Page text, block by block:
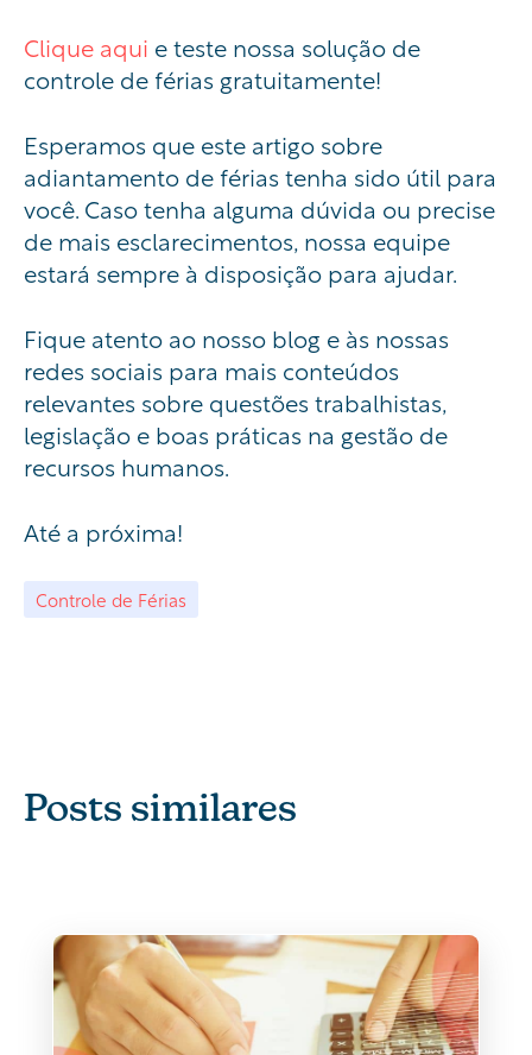
Clique aqui e teste nossa solução de
controle de férias gratuitamente!
Esperamos que este artigo sobre
adiantamento de férias tenha sido útil para
você. Caso tenha alguma dúvida ou precise
de mais esclarecimentos, nossa equipe
estará sempre à disposição para ajudar.
Fique atento ao nosso blog e às nossas
redes sociais para mais conteúdos
relevantes sobre questões trabalhistas,
legislação e boas práticas na gestão de
recursos humanos.
Até a próxima!
Controle de Férias
Posts similares